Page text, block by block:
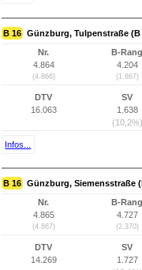
B 16 Günzburg, Tulpenstraße
Nr.
4.864
(4.866)
B-Rang
4.204
(1.867)
DTV
16.063
SV
1.638
(10,2%)
Infos...
B 16 Günzburg, Siemensstraße
Nr.
4.865
(4.867)
B-Rang
4.727
(2.370)
DTV
14.269
SV
1.727